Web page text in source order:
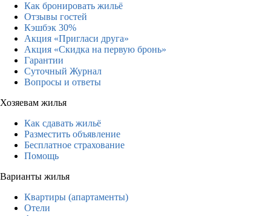
Как бронировать жильё
Отзывы гостей
Кэшбэк 30%
Акция «Пригласи друга»
Акция «Скидка на первую бронь»
Гарантии
Суточный Журнал
Вопросы и ответы
Хозяевам жилья
Как сдавать жильё
Разместить объявление
Бесплатное страхование
Помощь
Варианты жилья
Квартиры (апартаменты)
Отели